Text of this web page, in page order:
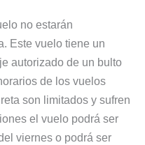
no estarán
Este vuelo tiene un
autorizado de un bulto
de los vuelos
son limitados y sufren
el vuelo podrá ser
viernes o podrá ser